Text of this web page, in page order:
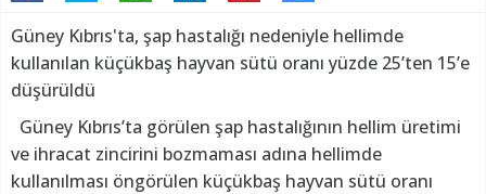
Güney Kıbrıs'ta, şap hastalığı nedeniyle hellimde
kullanılan küçükbaş hayvan sütü oranı yüzde 25’ten 15’e
düşürüldü
Güney Kıbrıs’ta görülen şap hastalığının hellim üretimi
ve ihracat zincirini bozmaması adına hellimde
kullanılması öngörülen küçükbaş hayvan sütü oranı